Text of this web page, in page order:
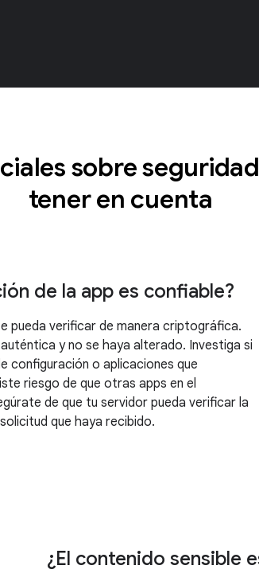
sobre
tener en cuenta
de la app es confiable?
pueda verificar de manera criptográfica.
y no se haya alterado. Investiga si
configuración o aplicaciones que
riesgo de que otras apps en el
de que tu servidor pueda verificar la
que haya recibido.
¿El contenido sensible